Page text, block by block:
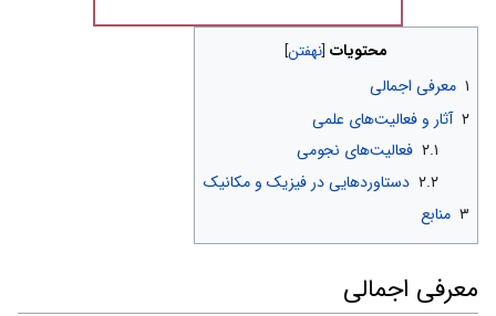
محتویات
۱ معرفی اجمالی
۲ آثار و فعالیت‌های علمی
۲.۱ فعالیت‌های نجومی
۲.۲ دستاوردهایى در فیزیک و مکانیک
۳ منابع
معرفی اجمالی